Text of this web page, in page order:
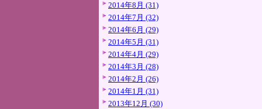
2014年8月 (31)
2014年7月 (32)
2014年6月 (29)
2014年5月 (31)
2014年4月 (29)
2014年3月 (28)
2014年2月 (26)
2014年1月 (31)
2013年12月 (30)